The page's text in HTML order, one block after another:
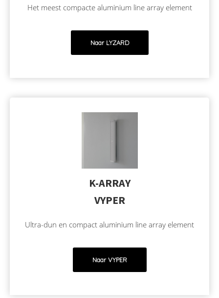
Het meest compacte aluminium line array element
Naar LYZARD
K-ARRAY
VYPER
Ultra-dun en compact aluminium line array element
Naar VYPER